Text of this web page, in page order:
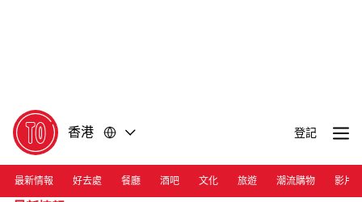
香港 登記
最新情報 好去處 餐廳 酒吧 文化 旅遊 潮流購物 影片